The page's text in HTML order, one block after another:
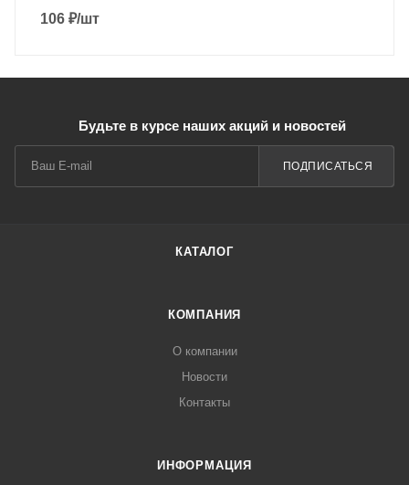
106 ₽/шт
Будьте в курсе наших акций и новостей
ПОДПИСАТЬСЯ
КАТАЛОГ
КОМПАНИЯ
О компании
Новости
Контакты
ИНФОРМАЦИЯ